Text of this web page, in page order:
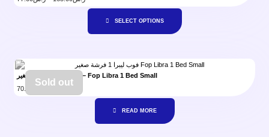
SELECT OPTIONS
فوب ليبرا 1 فرشة صغير – Fop Libra 1 Bed Small
70.00
Sold out
READ MORE